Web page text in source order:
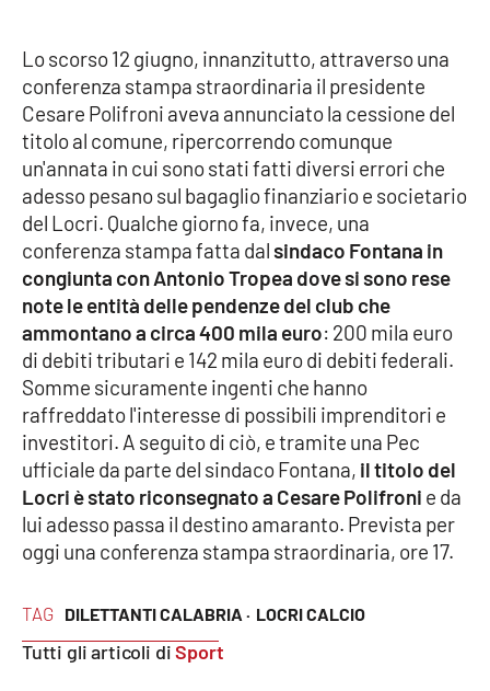
Sanità
Società
Sport
RUBRICHE
Good Morning Vietnam
Parchi Marini Calabria
Leggendo Alvaro insieme
Imprese Di Calabria
Le perfidie di Antonella Grippo
TAG DILETTANTI CALABRIA · LOCRI CALCIO
Tutti gli articoli diSport
Lo scorso 12 giugno, innanzitutto, attraverso una
conferenza stampa straordinaria il presidente
Cesare Polifroni aveva annunciato la cessione del
titolo al comune, ripercorrendo comunque
un'annata in cui sono stati fatti diversi errori che
adesso pesano sul bagaglio finanziario e societario
del Locri. Qualche giorno fa, invece, una
conferenza stampa fatta dalsindaco Fontana in
congiunta con Antonio Tropea dove si sono rese
note le entità delle pendenze del club che
ammontano a circa 400 mila euro: 200 mila euro
di debiti tributari e 142 mila euro di debiti federali.
Somme sicuramente ingenti che hanno
raffreddato l'interesse di possibili imprenditori e
investitori. A seguito di ciò, e tramite una Pec
ufficiale da parte del sindaco Fontana, il titolo del
Locri è stato riconsegnato a Cesare Polifroni e da
lui adesso passa il destino amaranto. Prevista per
oggi una conferenza stampa straordinaria, ore 17.